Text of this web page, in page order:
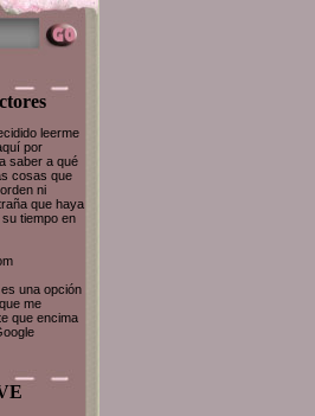
leerme
por
saber a qué
cosas que
ni
que haya
tiempo en
una opción
me
que encima